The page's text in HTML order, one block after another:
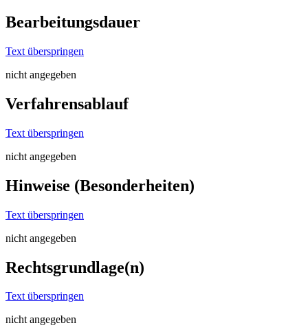
Bearbeitungsdauer
Text überspringen
nicht angegeben
Verfahrensablauf
Text überspringen
nicht angegeben
Hinweise (Besonderheiten)
Text überspringen
nicht angegeben
Rechtsgrundlage(n)
Text überspringen
nicht angegeben